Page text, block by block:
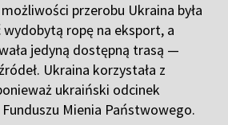
przerobu Ukraina była
ropę na eksport, a
jedyną dostępną trasą —
Ukraina korzystała z
ukraiński odcinek
Mienia Państwowego.